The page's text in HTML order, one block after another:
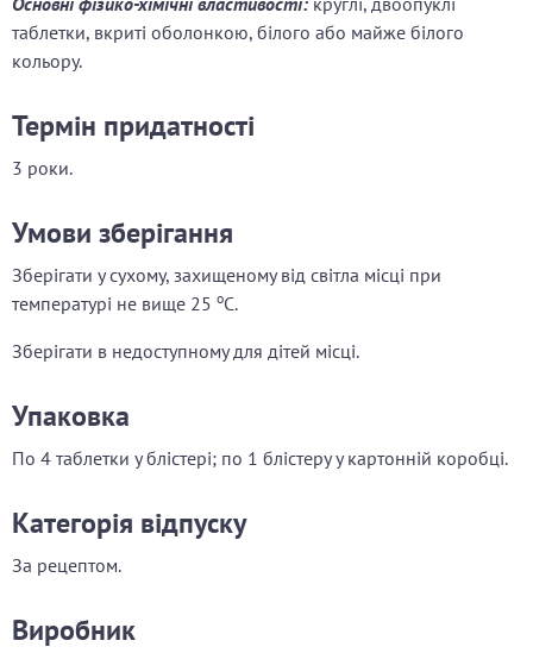
таблетки, вкриті оболонкою, білого або майже білого
кольору.
Термін придатності
3 роки.
Умови зберігання
Зберігати у сухому, захищеному від світла місці при
температурі не вище 25 oС.
Зберігати в недоступному для дітей місці.
Упаковка
По 4 таблетки у блістері; по 1 блістеру у картонній коробці.
Категорія відпуску
За рецептом.
Виробник